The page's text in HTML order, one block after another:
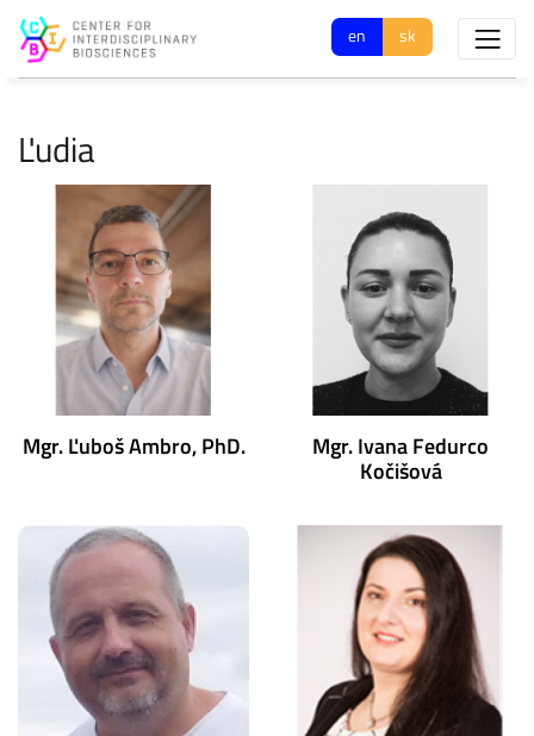
en sk
Ľudia
Mgr. Ľuboš Ambro, PhD. Mgr. Ivana Fedurco
Kočišová